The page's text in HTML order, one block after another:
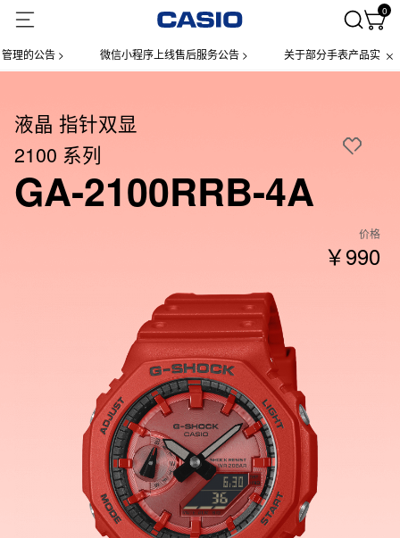
0
公告 > 微信小程序上线售后服务公告 > 关于部分手表产品实施【一
液晶 指针双显
2100 系列
GA-2100RRB-4A
价格
￥990